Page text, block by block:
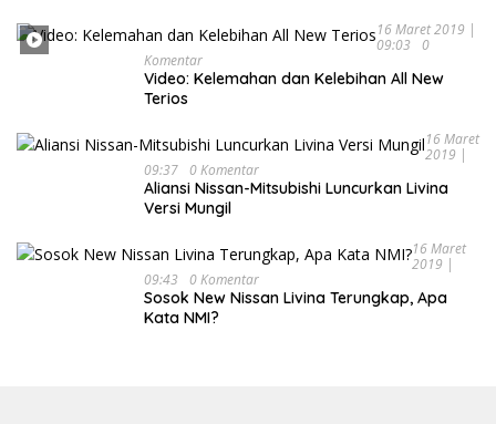
16 Maret 2019 |
09:03
0
Komentar
Video: Kelemahan dan Kelebihan All New
Terios
16 Maret
2019 |
09:37 0 Komentar
Aliansi Nissan-Mitsubishi Luncurkan Livina
Versi Mungil
16 Maret
2019 |
09:43
0 Komentar
Sosok New Nissan Livina Terungkap, Apa
Kata NMI?